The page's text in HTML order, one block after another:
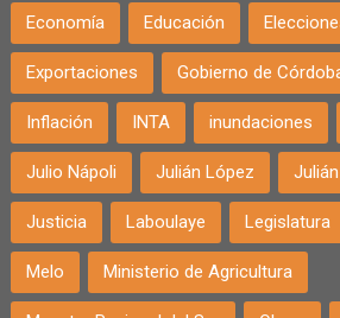
Economía Educación
Exportaciones Gobierno de
Inflación INTA inundaciones
Julio Nápoli Julián López
Justicia Laboulaye Legislatura
Melo Ministerio de Agricultura